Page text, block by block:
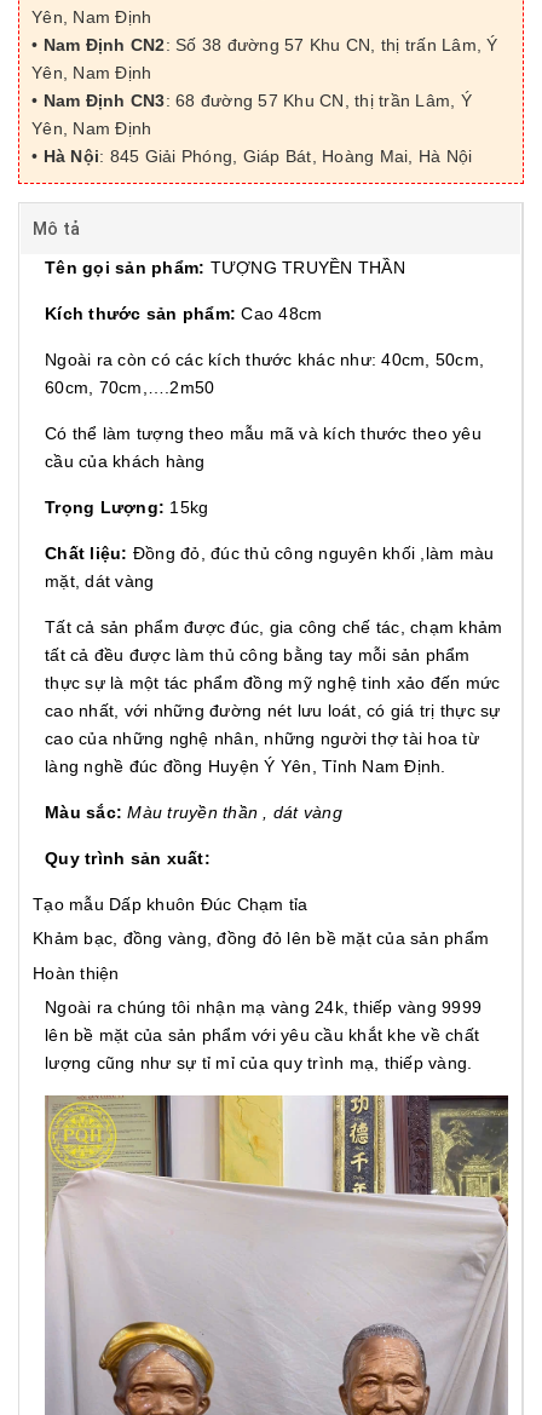
Yên, Nam Định
• Nam Định CN2: Số 38 đường 57 Khu CN, thị trấn Lâm, Ý
Yên, Nam Định
• Nam Định CN3: 68 đường 57 Khu CN, thị trần Lâm, Ý
Yên, Nam Định
• Hà Nội: 845 Giải Phóng, Giáp Bát, Hoàng Mai, Hà Nội
Mô tả
Tên gọi sản phẩm: TƯỢNG TRUYỀN THẦN
Kích thước sản phẩm:Cao 48cm
Ngoài ra còn có các kích thước khác như: 40cm, 50cm,
60cm, 70cm,….2m50
Có thể làm tượng theo mẫu mã và kích thước theo yêu
cầu của khách hàng
Trọng Lượng: 15kg
Chất liệu: Đồng đỏ, đúc thủ công nguyên khối ,làm màu
mặt, dát vàng
Tất cả sản phẩm được đúc, gia công chế tác, chạm khảm
tất cả đều được làm thủ công bằng tay mỗi sản phẩm
thực sự là một tác phẩm đồng mỹ nghệ tinh xảo đến mức
cao nhất, với những đường nét lưu loát, có giá trị thực sự
cao của những nghệ nhân, những người thợ tài hoa từ
làng nghề đúc đồng Huyện Ý Yên, Tỉnh Nam Định.
Màu sắc:Màu truyền thần , dát vàng
Quy trình sản xuất:
Tạo mẫu Dấp khuôn Đúc Chạm tỉa
Khảm bạc, đồng vàng, đồng đỏ lên bề mặt của sản phẩm
Hoàn thiện
Ngoài ra chúng tôi nhận mạ vàng 24k, thiếp vàng 9999
lên bề mặt của sản phẩm với yêu cầu khắt khe về chất
lượng cũng như sự tỉ mỉ của quy trình mạ, thiếp vàng.